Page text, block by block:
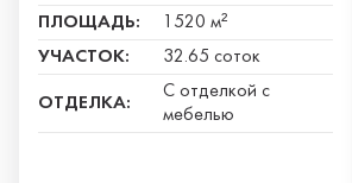
ПЛОЩАДЬ:
1520 м²
УЧАСТОК:
32.65 соток
ОТДЕЛКА:
С отделкой с
мебелью